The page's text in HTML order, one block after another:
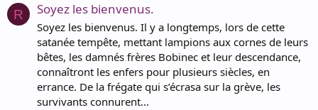
R Soyez les bienvenus.
Soyez les bienvenus. Il y a longtemps, lors de cette
satanée tempête, mettant lampions aux cornes de leurs
bêtes, les damnés frères Bobinec et leur descendance,
connaîtront les enfers pour plusieurs siècles, en
errance. De la frégate qui s’écrasa sur la grève, les
survivants connurent...